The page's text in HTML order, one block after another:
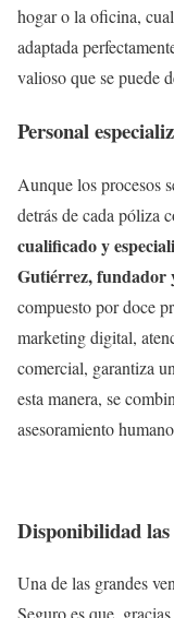
hogar o la oficina,
adaptada
valioso que se puede
Personal
Aunque los procesos
detrás de cada póliza
cualificado y
Gutiérrez, fundador
compuesto por doce
marketing digital,
comercial, garantiza
esta manera, se
asesoramiento
Disponibilidad las
Una de las grandes